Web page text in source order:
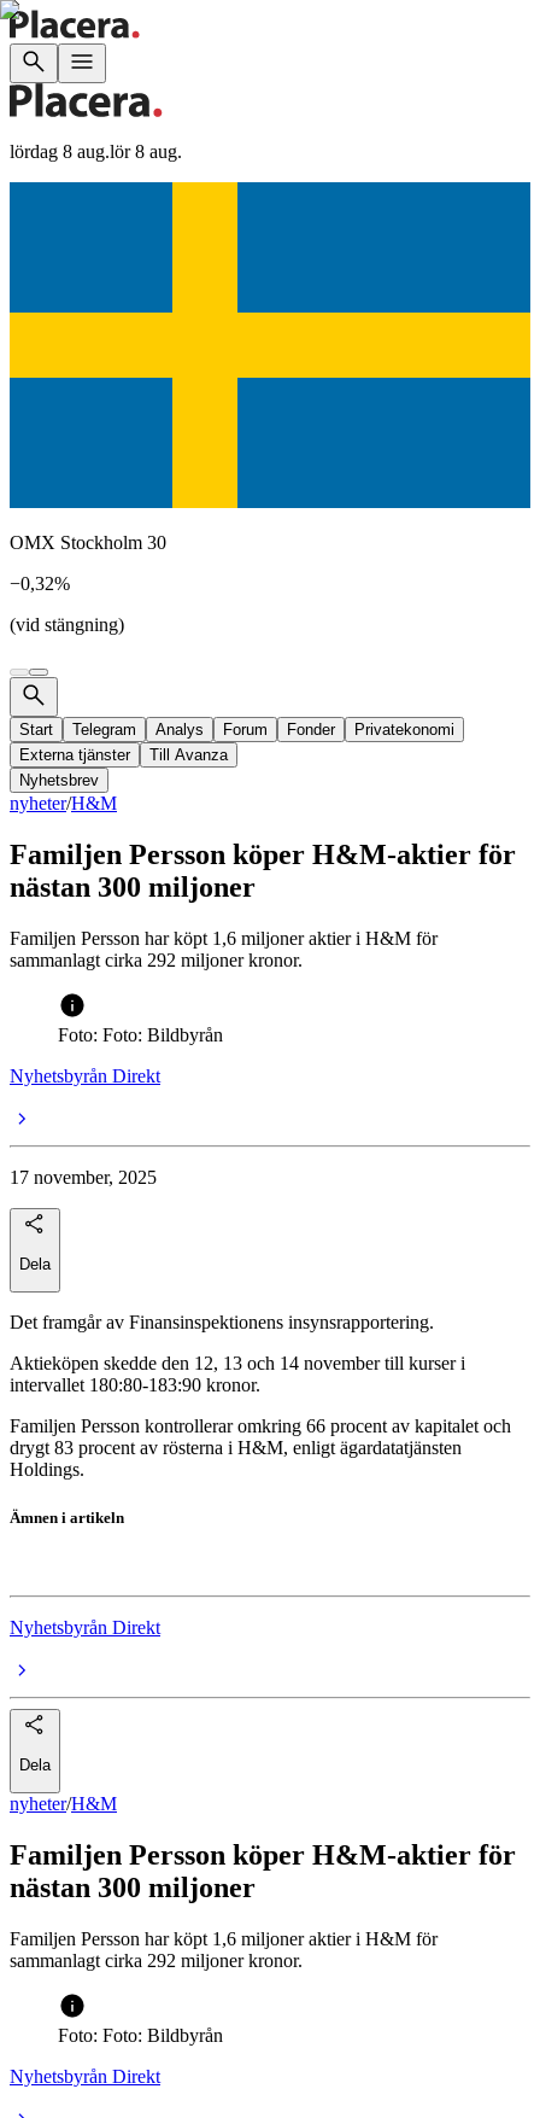
lördag 8 aug.lör 8 aug.
OMX Stockholm 30
−0,32%
(vid stängning)
Start Telegram Analys Forum Fonder
Privatekonomi
Externa tjänster
Till Avanza
Nyhetsbrev
nyheter/H&M
Familjen Persson köper H&M-aktier för
nästan 300 miljoner
Familjen Persson har köpt 1,6 miljoner aktier i H&M för
sammanlagt cirka 292 miljoner kronor.
Foto: Foto: Bildbyrån
Nyhetsbyrån Direkt
17 november, 2025
Dela
Det framgår av Finansinspektionens insynsrapportering.
Aktieköpen skedde den 12, 13 och 14 november till kurser i
intervallet 180:80-183:90 kronor.
Familjen Persson kontrollerar omkring 66 procent av kapitalet och
drygt 83 procent av rösterna i H&M, enligt ägardatatjänsten
Holdings.
Ämnen i artikeln
Nyhetsbyrån Direkt
Dela
nyheter/H&M
Familjen Persson köper H&M-aktier för
nästan 300 miljoner
Familjen Persson har köpt 1,6 miljoner aktier i H&M för
sammanlagt cirka 292 miljoner kronor.
Foto: Foto: Bildbyrån
Nyhetsbyrån Direkt